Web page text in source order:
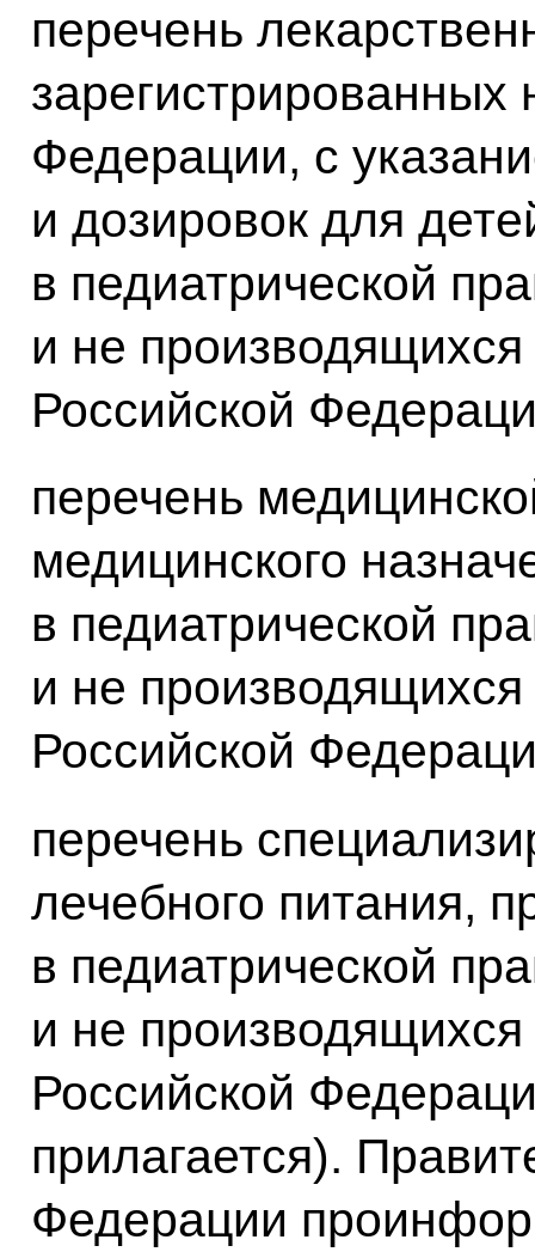
перечень
зарегистрированных
Федерации, с
и дозировок для
в педиатрической
и не
Российской
перечень
медицинского
в педиатрической
и не
Российской
перечень
лечебного питания,
в педиатрической
и не
Российской
прилагается).
Федерации